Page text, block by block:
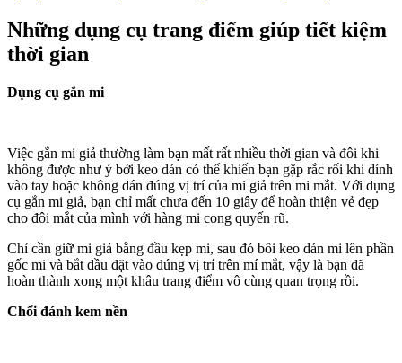
Những dụng cụ trang điểm giúp tiết kiệm
thời gian
Dụng cụ gắn mi
Việc gắn mi giả thường làm bạn mất rất nhiều thời gian và đôi khi
không được như ý bởi keo dán có thể khiến bạn gặp rắc rối khi dính
vào tay hoặc không dán đúng vị trí của mi giả trên mi mắt. Với dụng
cụ gắn mi giả, bạn chỉ mất chưa đến 10 giây để hoàn thiện vẻ đẹp
cho đôi mắt của mình với hàng mi cong quyến rũ.
Chỉ cần giữ mi giả bằng đầu kẹp mi, sau đó bôi keo dán mi lên phần
gốc mi và bắt đầu đặt vào đúng vị trí trên mí mắt, vậy là bạn đã
hoàn thành xong một khâu trang điểm vô cùng quan trọng rồi.
Chổi đánh kem nền